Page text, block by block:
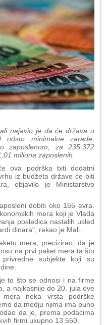
najavio je da će država u
minimalne zarade,
zaposlenom, za 235.372
miliona zaposlenih.
ova podrška biti dodatni
iz budžeta države će biti
objavilo je Ministarstvo
dobiti oko 155 evra.
mera koji je Vlada
posledica nastalih usled
dinara", rekao je Mali.
mera, precizirao, da je
na prvi paket mera ta što
subjekte koji su
to što se odnosi i na firme
a najkasnije do 20. jula ove
neka vrsta podrške
da medju njima ima puno
da je, prema podacima
firmi ukupno 13.550.